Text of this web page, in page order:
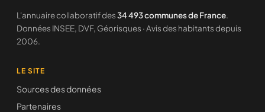
L'annuaire collaboratif des34 493 communes de France.
Données INSEE, DVF, Géorisques · Avis des habitants depuis
2006.
LE SITE
Sources des données
Partenaires